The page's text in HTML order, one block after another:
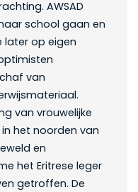
AWSAD
school gaan en
later op eigen
van
van vrouwelijke
het noorden van
en
het Eritrese leger
getroffen. De